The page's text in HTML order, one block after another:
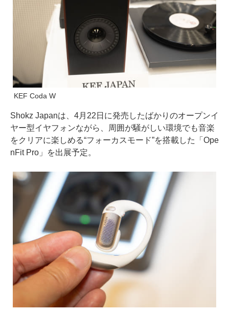
KEF Coda W
Shokz Japanは、4月22日に発売したばかりのオープンイ
ヤー型イヤフォンながら、周囲が騒がしい環境でも音楽
をクリアに楽しめる“フォーカスモード”を搭載した「Ope
nFit Pro」を出展予定。